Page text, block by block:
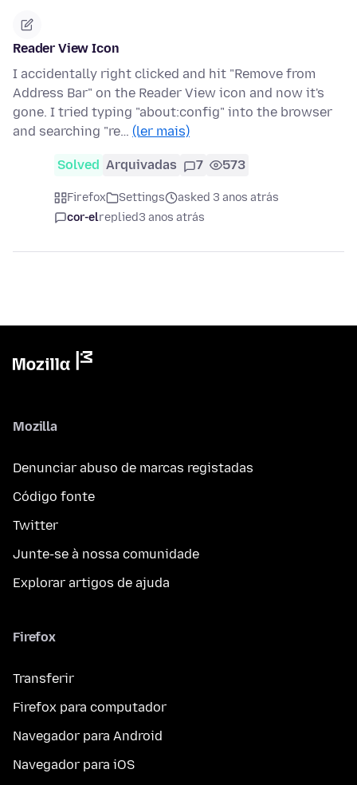
Reader View Icon
I accidentally right clicked and hit "Remove from
Address Bar" on the Reader View icon and now it's
gone. I tried typing "about:config" into the browser
and searching "re… (ler mais)
Solved Arquivadas 7 573
Firefox Settings
asked 3 anos atrás
cor-elreplied3 anos atrás
Mozilla
Denunciar abuso de marcas registadas
Código fonte
Twitter
Junte-se à nossa comunidade
Explorar artigos de ajuda
Firefox
Transferir
Firefox para computador
Navegador para Android
Navegador para iOS